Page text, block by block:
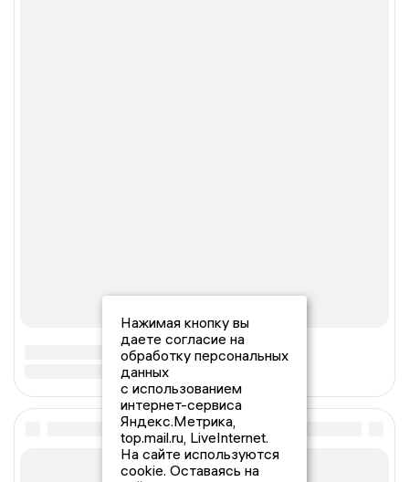
Нажимая кнопку вы
даете согласие на
обработку персональных
данных
с использованием
интернет-сервиса
Яндекс.Метрика,
top.mail.ru, LiveInternet.
На сайте используются
cookie. Оставаясь на